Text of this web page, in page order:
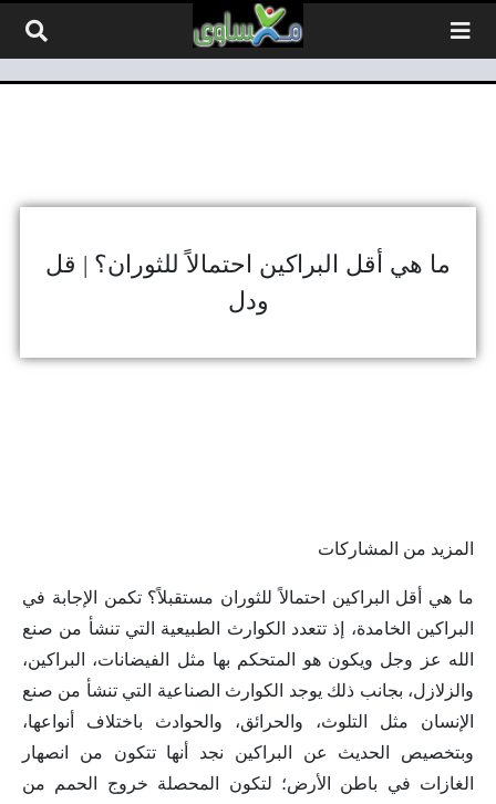
ما هي أقل البراكين احتمالاً للثوران؟ | قل
ودل
المزيد من المشاركات
ما هي أقل البراكين احتمالاً للثوران مستقبلاً؟ تكمن الإجابة في
البراكين الخامدة، إذ تتعدد الكوارث الطبيعية التي تنشأ من صنع
الله عز وجل ويكون هو المتحكم بها مثل الفيضانات، البراكين،
والزلازل، بجانب ذلك يوجد الكوارث الصناعية التي تنشأ من صنع
الإنسان مثل التلوث، والحرائق، والحوادث باختلاف أنواعها،
وبتخصيص الحديث عن البراكين نجد أنها تتكون من انصهار
الغازات في باطن الأرض؛ لتكون المحصلة خروج الحمم من